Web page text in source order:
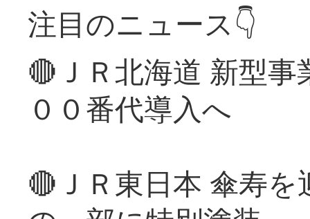
注目のニュース👇
🔴ＪＲ北海道 新型
００番代導入へ
🔴ＪＲ東日本 傘寿